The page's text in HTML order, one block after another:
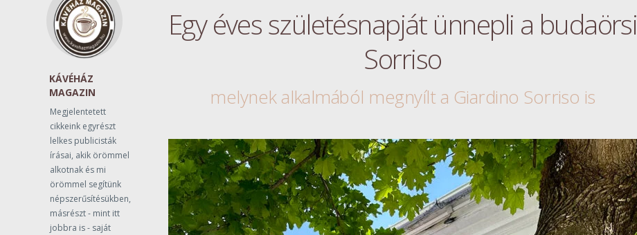
Egy éves születésnapját ünnepli a budaörsi
Sorriso
melynek alkalmából megnyílt a Giardino Sorriso is
KÁVÉHÁZ
MAGAZIN
Megjelentetett
cikkeink egyrészt
lelkes publicisták
írásai, akik örömmel
alkotnak és mi
örömmel segítünk
népszerűsítésükben,
másrészt - mint itt
jobbra is - saját